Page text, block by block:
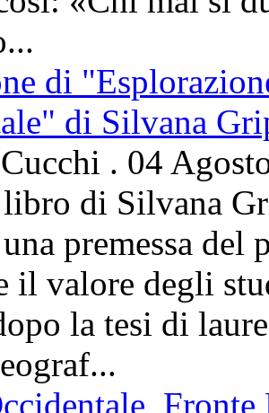
di
di Silvana
. 04
di Silvana
premessa
il valore degli
la tesi di